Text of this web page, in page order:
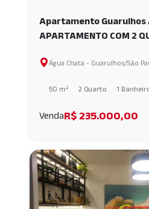
Apartamento Guarulhos
APARTAMENTO COM 2
AI58236
Água Chata - Guarulhos/São
50 m² 2 Quarto 1
VendaR$ 235.000,00